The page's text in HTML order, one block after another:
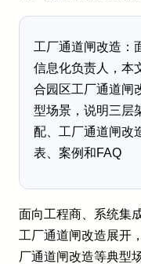
工厂通道闸改造：
信息化负责人，本
合园区工厂通道闸
型场景，说明三层
配、工厂通道闸改
表、案例和FAQ
面向工程商、系统集
工厂通道闸改造展开
厂通道闸改造等典型